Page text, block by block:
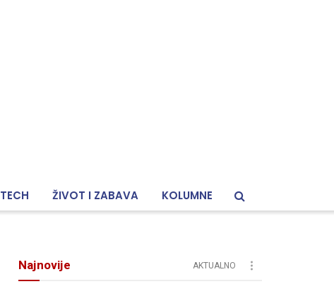
TECH ŽIVOT I ZABAVA KOLUMNE
Najnovije AKTUALNO